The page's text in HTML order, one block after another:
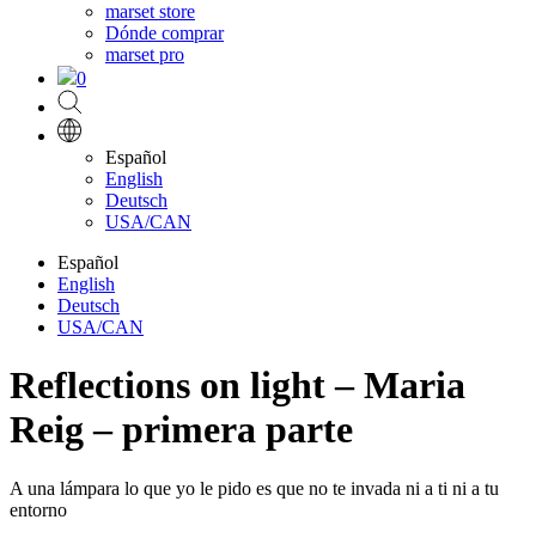
marset store
Dónde comprar
marset pro
0
Español
English
Deutsch
USA/CAN
Español
English
Deutsch
USA/CAN
Reflections on light – Maria
Reig – primera parte
A una lámpara lo que yo le pido es que no te invada ni a ti ni a tu
entorno